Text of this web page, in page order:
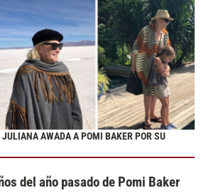
AWADA A POMI BAKER POR SU
del año pasado de Pomi Baker